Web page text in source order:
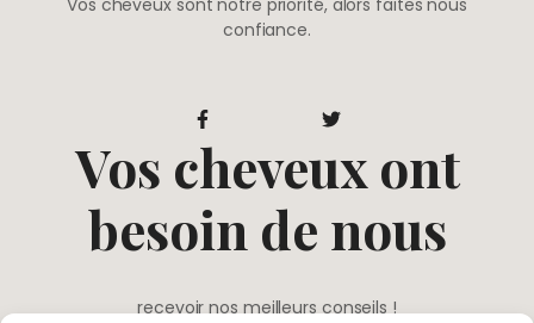
confiance.
Vos cheveux ont
besoin de nous
recevoir nos meilleurs conseils !